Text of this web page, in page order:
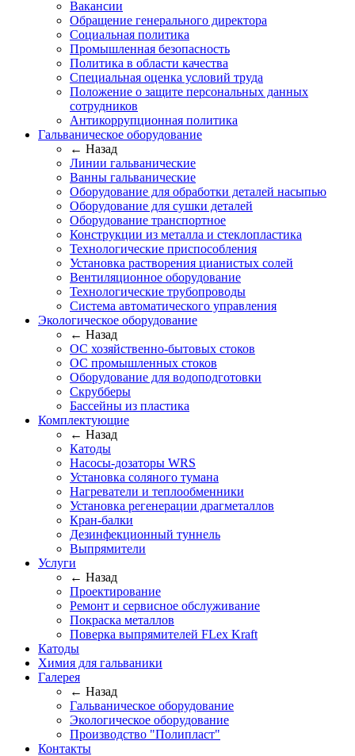
Вакансии
Обращение генерального директора
Социальная политика
Промышленная безопасность
Политика в области качества
Специальная оценка условий труда
Положение о защите персональных данных
сотрудников
Антикоррупционная политика
Гальваническое оборудование
← Назад
Линии гальванические
Ванны гальванические
Оборудование для обработки деталей насыпью
Оборудование для сушки деталей
Оборудование транспортное
Конструкции из металла и стеклопластика
Технологические приспособления
Установка растворения цианистых солей
Вентиляционное оборудование
Технологические трубопроводы
Система автоматического управления
Экологическое оборудование
← Назад
ОС хозяйственно-бытовых стоков
ОС промышленных стоков
Оборудование для водоподготовки
Скрубберы
Бассейны из пластика
Комплектующие
← Назад
Катоды
Насосы-дозаторы WRS
Установка соляного тумана
Нагреватели и теплообменники
Установка регенерации драгметаллов
Кран-балки
Дезинфекционный туннель
Выпрямители
Услуги
← Назад
Проектирование
Ремонт и сервисное обслуживание
Покраска металлов
Поверка выпрямителей FLex Kraft
Катоды
Химия для гальваники
Галерея
← Назад
Гальваническое оборудование
Экологическое оборудование
Производство "Полипласт"
Контакты